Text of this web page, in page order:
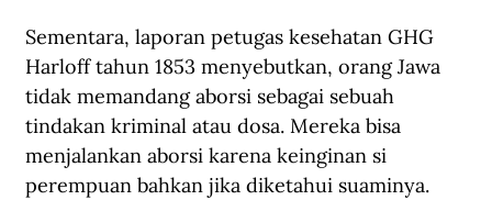
Sementara, laporan petugas kesehatan GHG
Harloff tahun 1853 menyebutkan, orang Jawa
tidak memandang aborsi sebagai sebuah
tindakan kriminal atau dosa. Mereka bisa
menjalankan aborsi karena keinginan si
perempuan bahkan jika diketahui suaminya.